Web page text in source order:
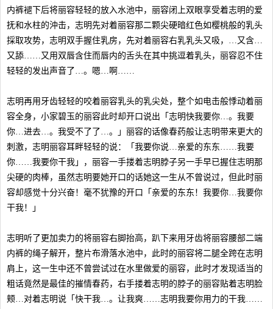
内裤褪下后将丽容轻轻的放入水池中，丽容闭上双眼享受着志明的爱
抚和水柱的沖击，志明先对着丽容那二颗尖硬暗红色如樱桃般的乳头
採取攻势，志明双手握住乳房，先对着丽容右乳乳头又吸，…又含…
又舔……又用双唇含住而唇内的舌头在其中挑逗着乳头，丽容忍不住
轻轻的发出声音了…。嗯…啊……
志明再用牙齿轻轻的咬着丽容乳头的乳尖处，整个如电击般悸动着丽
容全身，小家碧玉的丽容此时却开口说出「志明快我要你…。我要
你…进去…。我受不了了…。」丽容的话像春药般让志明带来更大的
刺激，志明丽容耳畔轻轻的说：「我要你说…亲爱的东东……我要
你……我要你干我」，丽容一手搂着志明脖子另一手早已握住志明那
尖硬的肉棒，虽然志明要她开口的话她这一生从不曾说过，但此时丽
容却感觉十分兴奋！毫不犹豫的开口「亲爱的东东！我要你…我要你
干我！」
志明听了更加卖力的将丽容右脚抬高，趴下来用牙齿将丽容腰部二端
内裤的绳子解开，整片布滑落水池中，此时的丽容将二腿全跨在志明
肩上，这一生中还不曾尝试过在水里做爱的丽容，此时才发现适当的
粗话竟然是最佳的摧情春药，右手搂着志明的脖子的丽容贴着志明脸
颊…对着志明说「快干我…。让我爽……志明我要你用力的干我……